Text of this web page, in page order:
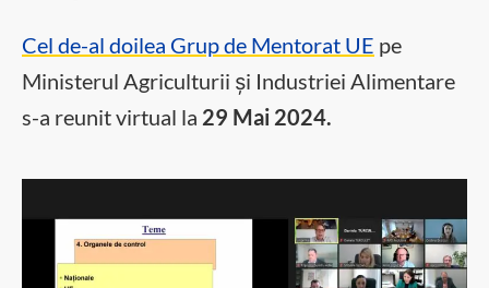
Cel de-al doilea Grup de Mentorat UE pe
Ministerul Agriculturii și Industriei Alimentare
s-a reunit virtual la 29 Mai 2024.